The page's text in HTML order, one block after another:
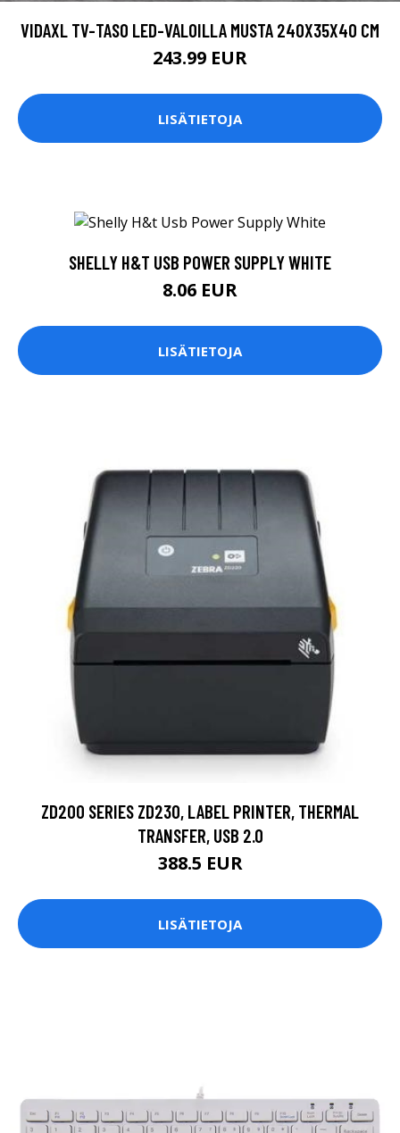
VIDAXL TV-TASO LED-VALOILLA MUSTA 240X35X40 CM
243.99 EUR
LISÄTIETOJA
SHELLY H&T USB POWER SUPPLY WHITE
8.06 EUR
LISÄTIETOJA
ZD200 SERIES ZD230, LABEL PRINTER, THERMAL
TRANSFER, USB 2.0
388.5 EUR
LISÄTIETOJA